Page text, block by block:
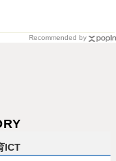
Recommended by
ICT